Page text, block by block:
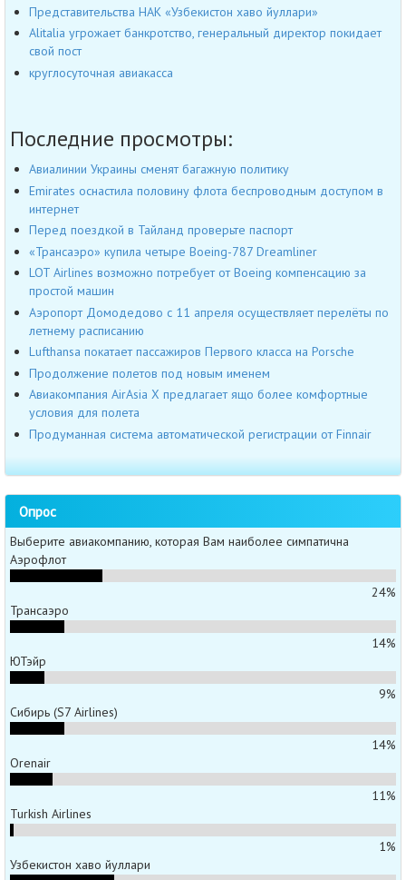
Представительства НАК «Узбекистон хаво йуллари»
Alitalia угрожает банкротство, генеральный директор покидает
свой пост
круглосуточная авиакасса
Последние просмотры:
Авиалинии Украины сменят багажную политику
Emirates оснастила половину флота беспроводным доступом в
интернет
Перед поездкой в Тайланд проверьте паспорт
«Трансаэро» купила четыре Boeing-787 Dreamliner
LOT Airlines возможно потребует от Boeing компенсацию за
простой машин
Аэропорт Домодедово с 11 апреля осуществляет перелёты по
летнему расписанию
Lufthansa покатает пассажиров Первого класса на Porsche
Продолжение полетов под новым именем
Авиакомпания AirAsia X предлагает ящо более комфортные
условия для полета
Продуманная система автоматической регистрации от Finnair
Опрос
Выберите авиакомпанию, которая Вам наиболее симпатична
Аэрофлот
24%
Трансаэро
14%
ЮТэйр
9%
Сибирь (S7 Airlines)
14%
Orenair
11%
Turkish Airlines
1%
Узбекистон хаво йуллари